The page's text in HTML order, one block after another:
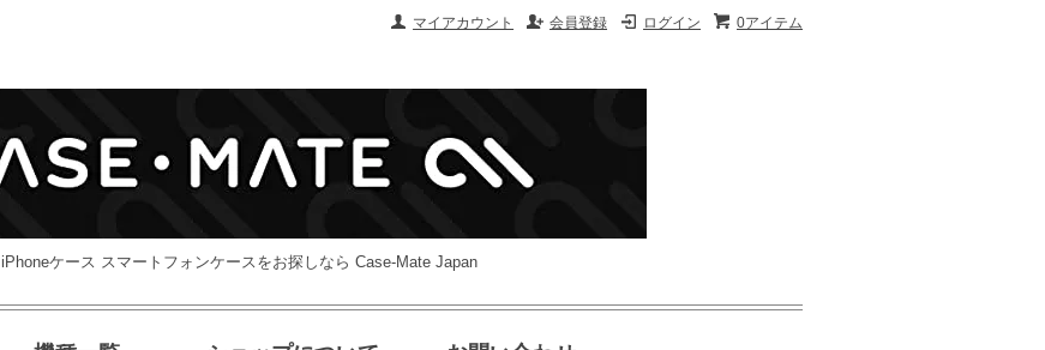
0アイテム
ログイン
会員登録
マイアカウント
iPhoneケース スマートフォンケースをお探しなら Case-Mate Japan